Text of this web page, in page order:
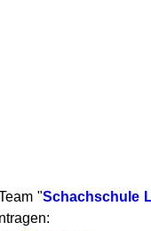
"Schachschule